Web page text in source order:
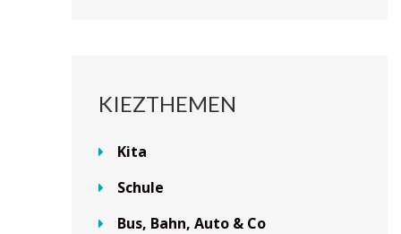
KIEZTHEMEN
Kita
Schule
Bus, Bahn, Auto & Co